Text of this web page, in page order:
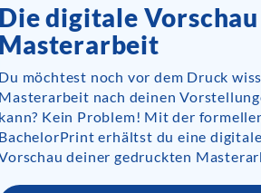
Die digitale
Masterarbeit
Du möchtest noch vor dem Druck
Masterarbeit nach deinen
kann? Kein Problem! Mit der
BachelorPrint erhältst du eine
deiner gedruckten